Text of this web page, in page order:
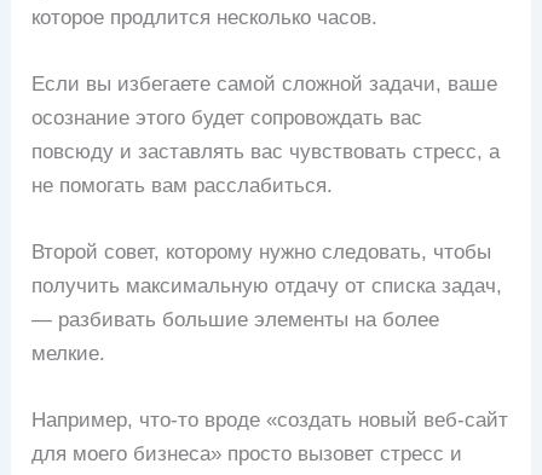
которое продлится несколько часов.
Если вы избегаете самой сложной задачи, ваше
осознание этого будет сопровождать вас
повсюду и заставлять вас чувствовать стресс, а
не помогать вам расслабиться.
Второй совет, которому нужно следовать, чтобы
получить максимальную отдачу от списка задач,
— разбивать большие элементы на более
мелкие.
Например, что-то вроде «создать новый веб-сайт
для моего бизнеса» просто вызовет стресс и